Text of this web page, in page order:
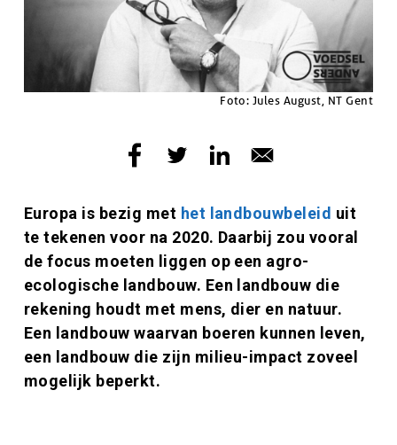
Foto: Jules August, NT Gent
Inleiding
Europa is bezig met het landbouwbeleid uit
te tekenen voor na 2020. Daarbij zou vooral
de focus moeten liggen op een agro-
ecologische landbouw. Een landbouw die
rekening houdt met mens, dier en natuur.
Een landbouw waarvan boeren kunnen leven,
een landbouw die zijn milieu-impact zoveel
mogelijk beperkt.